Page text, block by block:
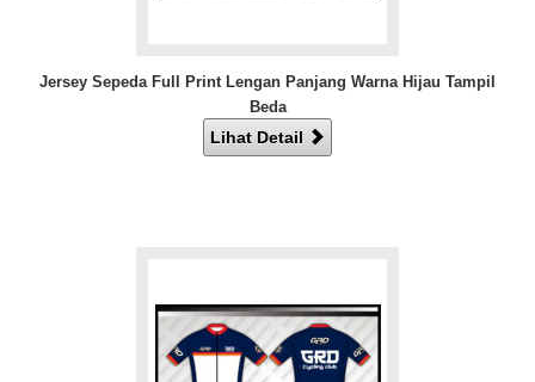
Jersey Sepeda Full Print Lengan Panjang Warna Hijau Tampil
Beda
Lihat Detail